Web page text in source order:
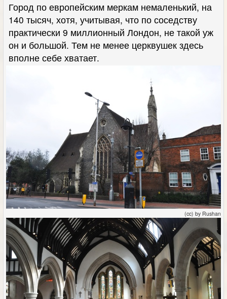
Город по европейским меркам немаленький, на
140 тысяч, хотя, учитывая, что по соседству
практически 9 миллионный Лондон, не такой уж
он и большой. Тем не менее церквушек здесь
вполне себе хватает.
(cc) by Rushan